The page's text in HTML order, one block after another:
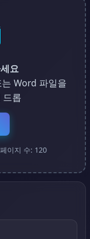
요
Word 파일을
드롭
이지 수: 120